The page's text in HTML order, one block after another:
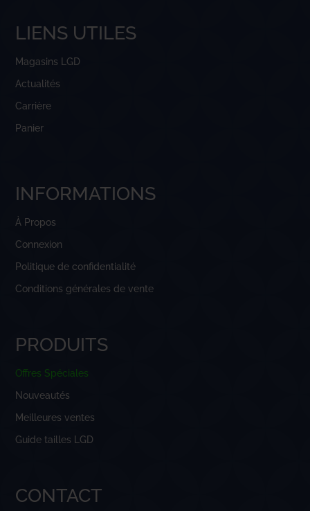
LIENS UTILES
Magasins LGD
Actualités
Carrière
Panier
INFORMATIONS
À Propos
Connexion
Politique de confidentialité
Conditions générales de vente
PRODUITS
Offres Spéciales
Nouveautés
Meilleures ventes
Guide tailles LGD
CONTACT